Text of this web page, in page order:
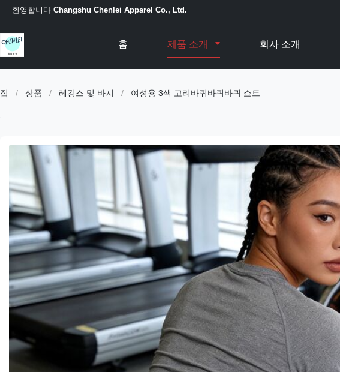
환영합니다 Changshu Chenlei Apparel Co., Ltd.
홈 제품 소개 회사 소개
집 / 상품 / 레깅스 및 바지 / 여성용 3색 고리바퀴바퀴바퀴 쇼트